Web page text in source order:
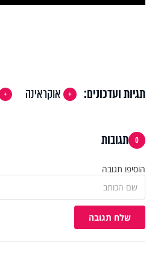
תגיות ועדכונים: אוקראינה
0 תגובות
הוסיפו תגובה
שלח תגובה